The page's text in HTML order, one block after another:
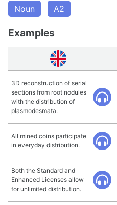
Noun
A2
Examples
3D reconstruction of serial
sections from root nodules
with the distribution of
plasmodesmata.
All mined coins participate
in everyday distribution.
Both the Standard and
Enhanced Licenses allow
for unlimited distribution.